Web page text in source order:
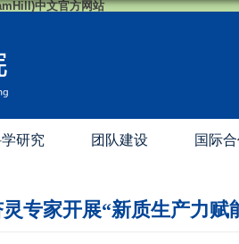
中文官方网站
研究 团队建设 国际
专家开展“新质生产力赋